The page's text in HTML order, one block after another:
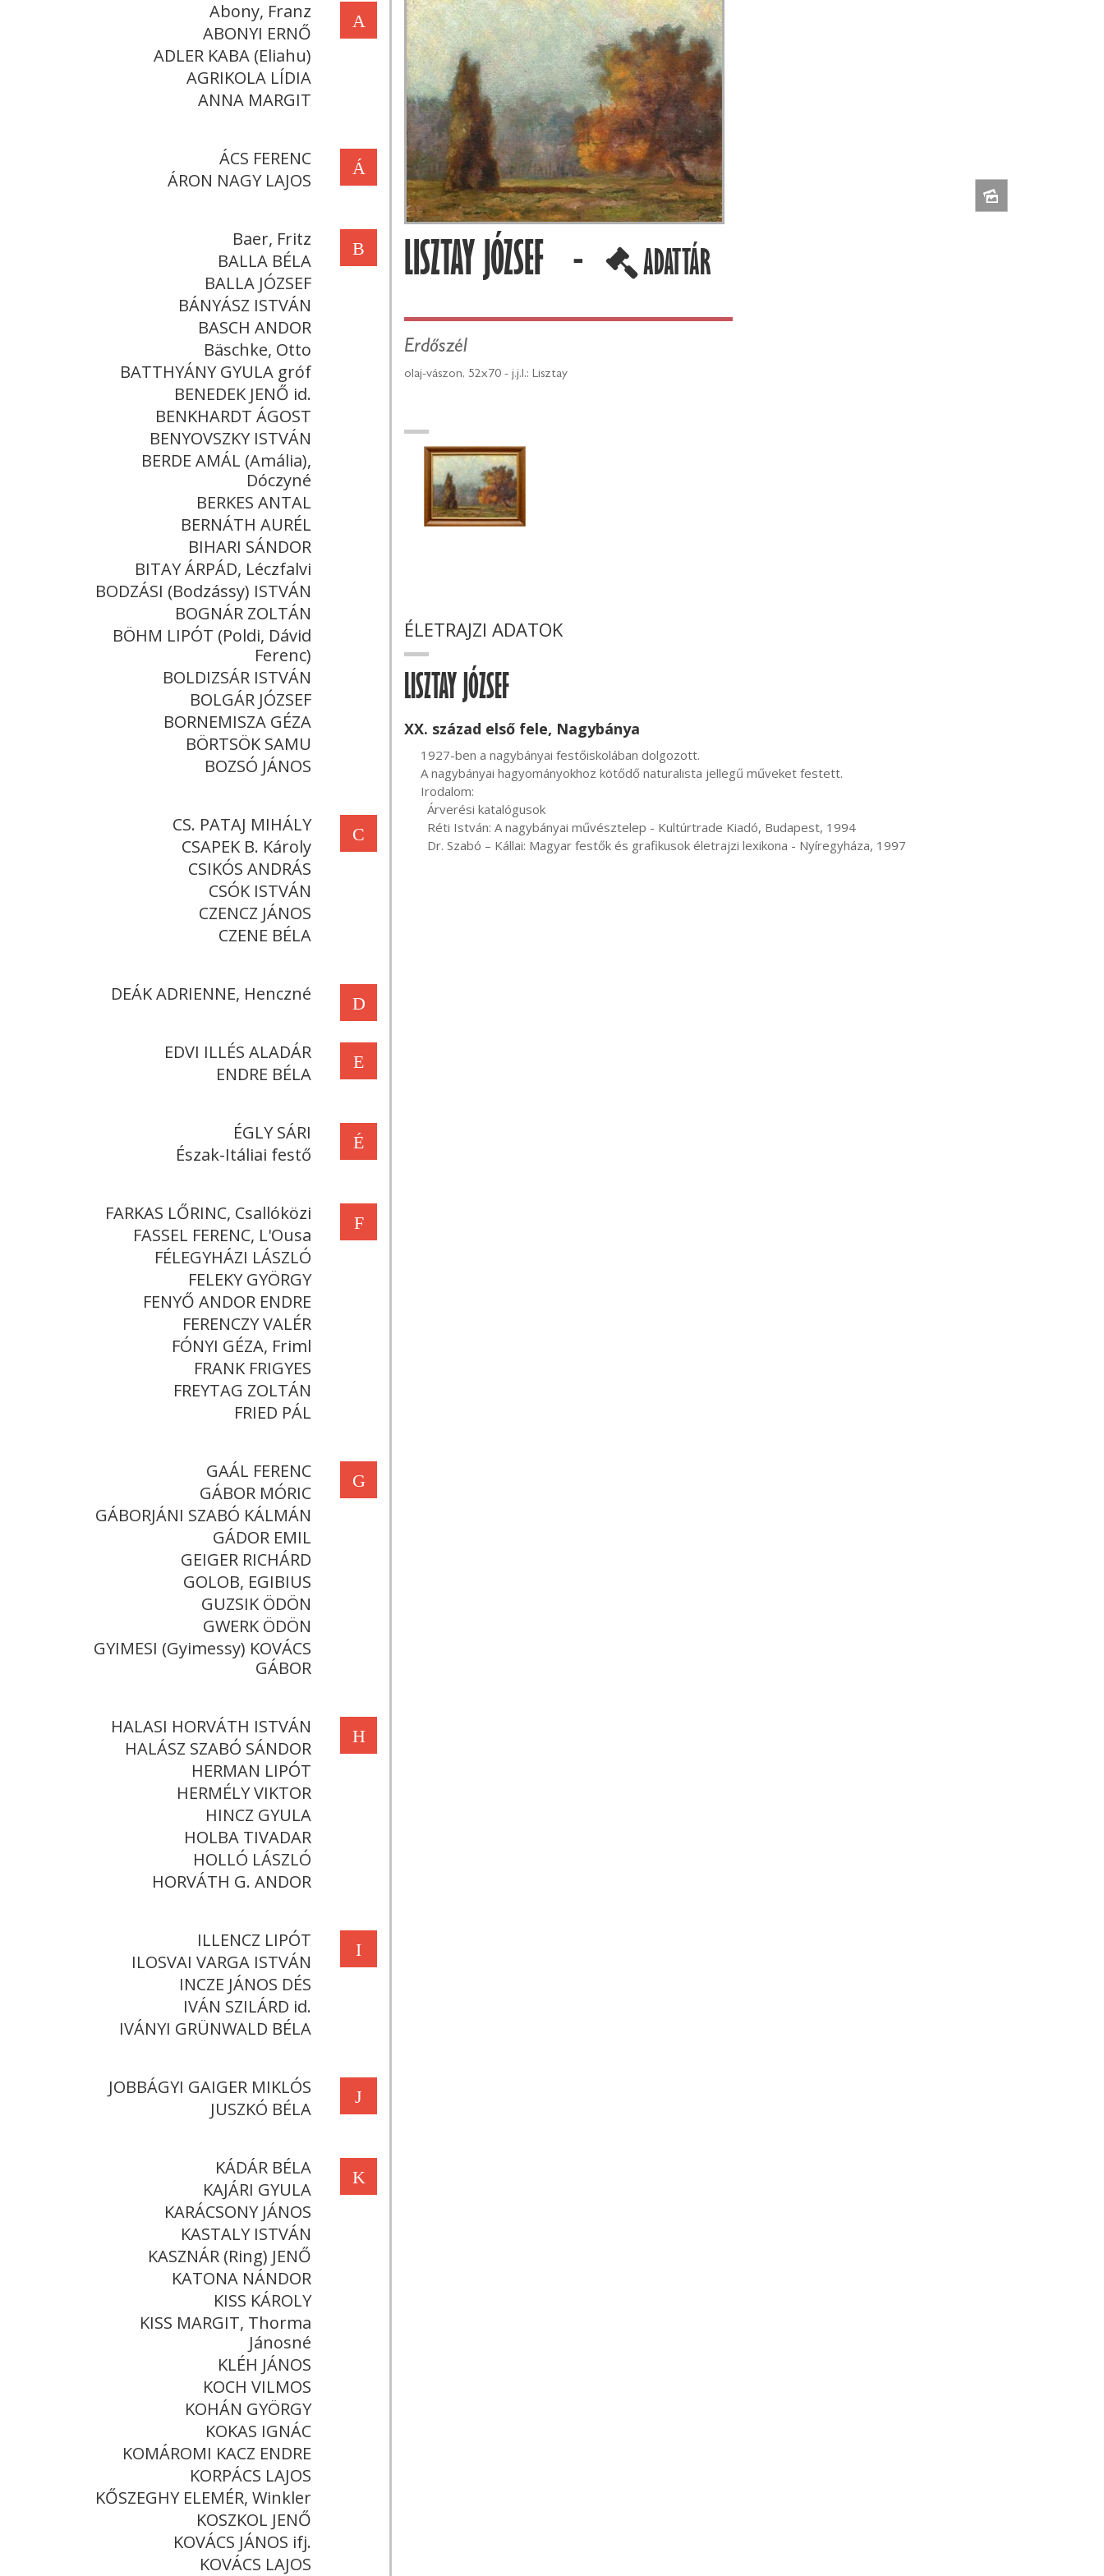
A
Abony, Franz
ABONYI ERNŐ
ADLER KABA (Eliahu)
AGRIKOLA LÍDIA
ANNA MARGIT
Á
ÁCS FERENC
ÁRON NAGY LAJOS
B
Baer, Fritz
BALLA BÉLA
BALLA JÓZSEF
BÁNYÁSZ ISTVÁN
BASCH ANDOR
Bäschke, Otto
BATTHYÁNY GYULA gróf
BENEDEK JENŐ id.
BENKHARDT ÁGOST
BENYOVSZKY ISTVÁN
BERDE AMÁL (Amália),
Dóczyné
BERKES ANTAL
BERNÁTH AURÉL
BIHARI SÁNDOR
BITAY ÁRPÁD, Léczfalvi
BODZÁSI (Bodzássy) ISTVÁN
BOGNÁR ZOLTÁN
BÖHM LIPÓT (Poldi, Dávid
Ferenc)
BOLDIZSÁR ISTVÁN
BOLGÁR JÓZSEF
BORNEMISZA GÉZA
BÖRTSÖK SAMU
BOZSÓ JÁNOS
C
CS. PATAJ MIHÁLY
CSAPEK B. Károly
CSIKÓS ANDRÁS
CSÓK ISTVÁN
CZENCZ JÁNOS
CZENE BÉLA
D
DEÁK ADRIENNE, Henczné
E
EDVI ILLÉS ALADÁR
ENDRE BÉLA
É
ÉGLY SÁRI
Észak-Itáliai festő
F
FARKAS LŐRINC, Csallóközi
FASSEL FERENC, L'Ousa
FÉLEGYHÁZI LÁSZLÓ
FELEKY GYÖRGY
FENYŐ ANDOR ENDRE
FERENCZY VALÉR
FÓNYI GÉZA, Friml
FRANK FRIGYES
FREYTAG ZOLTÁN
FRIED PÁL
G
GAÁL FERENC
GÁBOR MÓRIC
GÁBORJÁNI SZABÓ KÁLMÁN
GÁDOR EMIL
GEIGER RICHÁRD
GOLOB, EGIBIUS
GUZSIK ÖDÖN
GWERK ÖDÖN
GYIMESI (Gyimessy) KOVÁCS
GÁBOR
H
HALASI HORVÁTH ISTVÁN
HALÁSZ SZABÓ SÁNDOR
HERMAN LIPÓT
HERMÉLY VIKTOR
HINCZ GYULA
HOLBA TIVADAR
HOLLÓ LÁSZLÓ
HORVÁTH G. ANDOR
I
ILLENCZ LIPÓT
ILOSVAI VARGA ISTVÁN
INCZE JÁNOS DÉS
IVÁN SZILÁRD id.
IVÁNYI GRÜNWALD BÉLA
J
JOBBÁGYI GAIGER MIKLÓS
JUSZKÓ BÉLA
K
KÁDÁR BÉLA
KAJÁRI GYULA
KARÁCSONY JÁNOS
KASTALY ISTVÁN
KASZNÁR (Ring) JENŐ
KATONA NÁNDOR
KISS KÁROLY
KISS MARGIT, Thorma
Jánosné
KLÉH JÁNOS
KOCH VILMOS
KOHÁN GYÖRGY
KOKAS IGNÁC
KOMÁROMI KACZ ENDRE
KORPÁCS LAJOS
KŐSZEGHY ELEMÉR, Winkler
KOSZKOL JENŐ
KOVÁCS JÁNOS ifj.
KOVÁCS LAJOS
LISZTAY JÓZSEF - ADATTÁR
Erdőszél
olaj-vászon, 52x70 - j.j.l.: Lisztay
ÉLETRAJZI ADATOK
LISZTAY JÓZSEF
XX. század első fele, Nagybánya
       Dr. Szabó – Kállai: Magyar festők és grafikusok életrajzi lexikona - Nyíregyháza, 1997